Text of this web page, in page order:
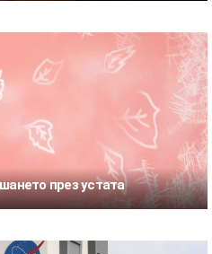
през устата